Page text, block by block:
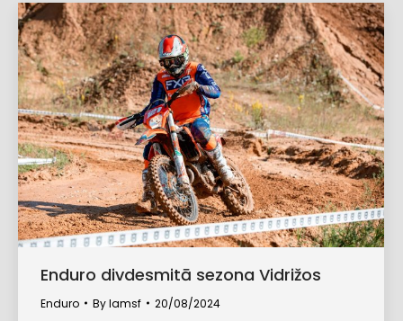
Enduro divdesmitā sezona Vidrižos
Enduro Bylamsf 20/08/2024